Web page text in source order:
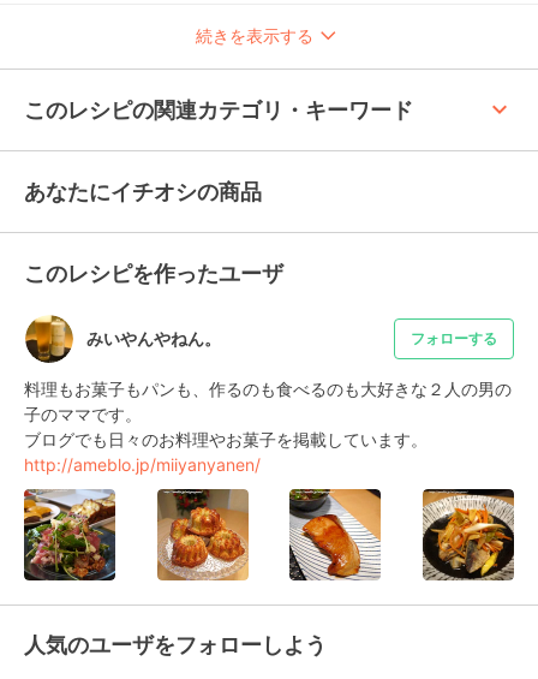
続きを表示する
このレシピの関連カテゴリ・キーワード keyboard_arrow_up
あなたにイチオシの商品
このレシピを作ったユーザ
みいやんやねん。 フォローする
料理もお菓子もパンも、作るのも食べるのも大好きな２人の男の
子のママです。
http://ameblo.jp/miiyanyanen/
人気のユーザをフォローしよう